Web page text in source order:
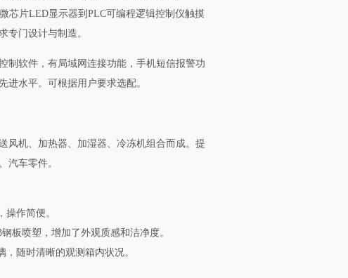
芯片LED显示器到PLC可编程逻辑控制仪触摸
专门设计与制造。
制软件，有局域网连接功能，手机短信报警功
水平。可根据用户要求选配。
风机、加热器、加湿器、冷冻机组合而成。提
汽车零件。
作简便。
板喷塑，增加了外观质感和洁净度。
随时清晰的观测箱内状况。